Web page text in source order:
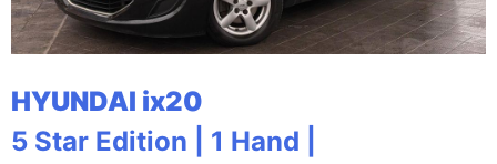
HYUNDAI ix20
5 Star Edition | 1 Hand |